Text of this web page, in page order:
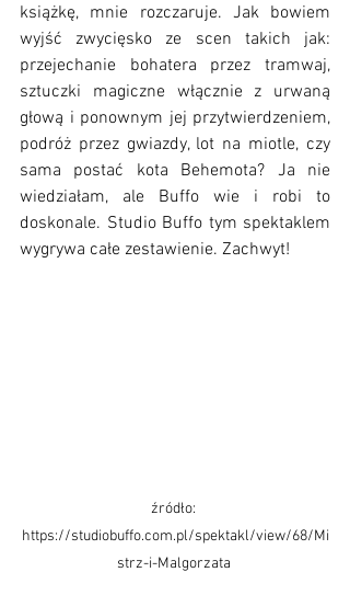
książkę, mnie rozczaruje. Jak bowiem
wyjść zwycięsko ze scen takich jak:
przejechanie bohatera przez tramwaj,
sztuczki magiczne włącznie z urwaną
głową i ponownym jej przytwierdzeniem,
podróż przez gwiazdy, lot na miotle, czy
sama postać kota Behemota? Ja nie
wiedziałam, ale Buffo wie i robi to
doskonale. Studio Buffo tym spektaklem
wygrywa całe zestawienie. Zachwyt!
źródło:
https://studiobuffo.com.pl/spektakl/view/68/Mi
strz-i-Malgorzata